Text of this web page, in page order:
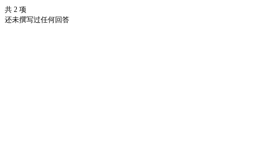
共 2 项
还未撰写过任何回答